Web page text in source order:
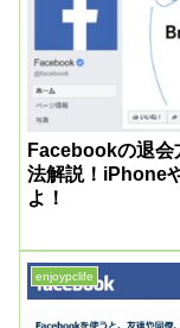
Facebookの退会
法解説！iPhone
よ！
enjoypclife